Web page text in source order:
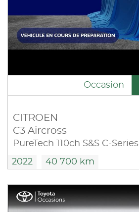
Occasion
CITROEN
C3 Aircross
PureTech 110ch S&S C-Series
2022 40 700 km